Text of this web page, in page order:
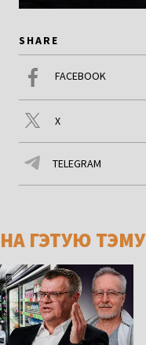
SHARE
FACEBOOK
X
TELEGRAM
ГЭТУЮ ТЭМУ